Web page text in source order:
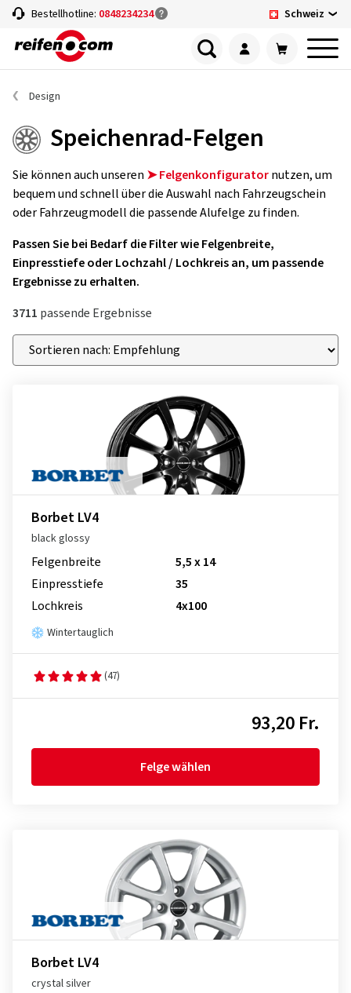
Bestellhotline: 0848234234 Schweiz
Design
Speichenrad-Felgen
Sie können auch unseren ➤ Felgenkonfiguratornutzen, um
bequem und schnell über die Auswahl nach Fahrzeugschein
oder Fahrzeugmodell die passende Alufelge zu finden.
Passen Sie bei Bedarf die Filter wie Felgenbreite,
Einpresstiefe oder Lochzahl / Lochkreis an, um passende
Ergebnisse zu erhalten.
3711 passende Ergebnisse
Borbet LV4
black glossy
Felgenbreite
5,5 x 14
Einpresstiefe
35
Lochkreis
4x100
Wintertauglich
(47)
93,20 Fr.
Felge wählen
Borbet LV4
crystal silver